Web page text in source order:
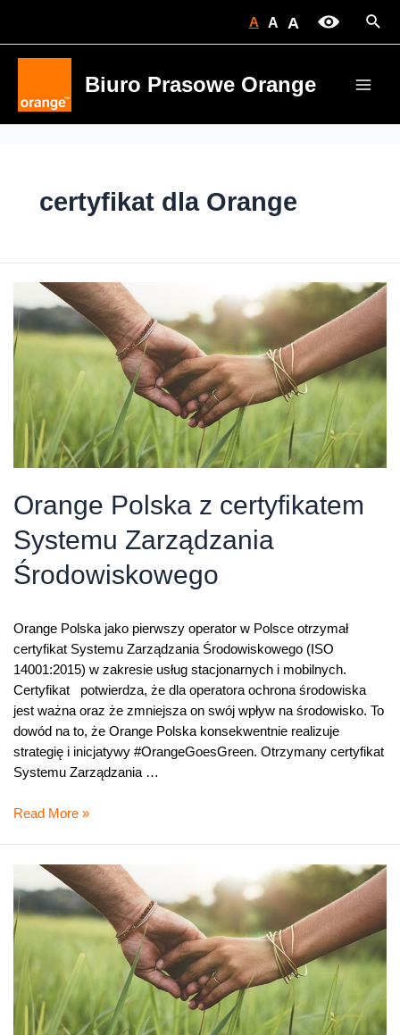
A A A
Biuro Prasowe Orange
certyfikat dla Orange
Orange Polska z certyfikatem
Systemu Zarządzania
Środowiskowego
Orange Polska jako pierwszy operator w Polsce otrzymał
certyfikat Systemu Zarządzania Środowiskowego (ISO
14001:2015) w zakresie usług stacjonarnych i mobilnych.
Certyfikat potwierdza, że dla operatora ochrona środowiska
jest ważna oraz że zmniejsza on swój wpływ na środowisko. To
dowód na to, że Orange Polska konsekwentnie realizuje
strategię i inicjatywy #OrangeGoesGreen. Otrzymany certyfikat
Systemu Zarządzania …
Orange
certyfikatem
Systemu
Zarządzania
Środowiskowego
Read More »